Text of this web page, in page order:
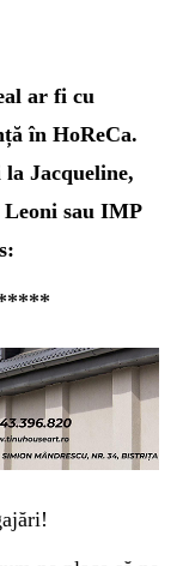
ar fi cu
în HoReCa.
Jacqueline,
sau IMP
: